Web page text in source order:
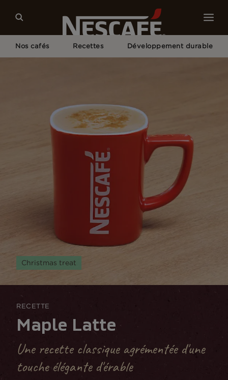
Nos cafés Recettes Développement durable
RECETTE
Maple Latte
Une recette classique agrémentée d'une
touche élégante d'érable
Christmas treat